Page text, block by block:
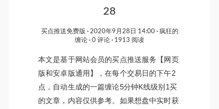
28
买点推送免费版 2020年9月28日 14:00
疯狂的
缠论
0 评论 1913 阅读
本文是基于网站会员的买点推送服务【网页
版和安卓版通用】，在每个交易日的下午2
点，自动生成的一篇缠论5分钟K线级别1买
的文章，内容仅供参考。如果想盘中实时获